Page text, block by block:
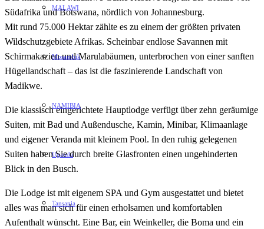
MALAWI
Mosambik
NAMIBIA
Uganda
Tansania
Südafrika und Botswana, nördlich von Johannesburg.
Mit rund 75.000 Hektar zählte es zu einem der größten privaten
Wildschutzgebiete Afrikas. Scheinbar endlose Savannen mit
Schirmakazien und Marulabäumen, unterbrochen von einer sanften
Hügellandschaft – das ist die faszinierende Landschaft von
Madikwe.
Die klassisch eingerichtete Hauptlodge verfügt über zehn geräumige
Suiten, mit Bad und Außendusche, Kamin, Minibar, Klimaanlage
und eigener Veranda mit kleinem Pool. In den ruhig gelegenen
Suiten haben Sie durch breite Glasfronten einen ungehinderten
Blick in den Busch.
Die Lodge ist mit eigenem SPA und Gym ausgestattet und bietet
alles was man sich für einen erholsamen und komfortablen
Aufenthalt wünscht. Eine Bar, ein Weinkeller, die Boma und ein